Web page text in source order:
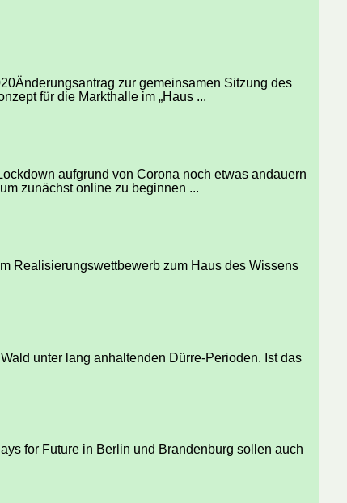
zur gemeinsamen Sitzung des
für die Markthalle im „Haus ...
aufgrund von Corona noch etwas andauern
zunächst online zu beginnen ...
Realisierungswettbewerb zum Haus des Wissens
unter lang anhaltenden Dürre-Perioden. Ist das
for Future in Berlin und Brandenburg sollen auch